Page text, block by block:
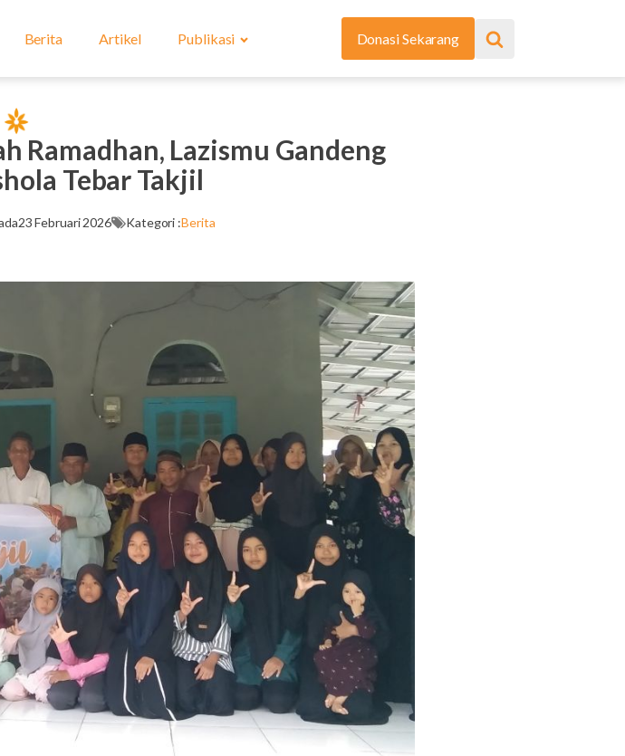
Berita Artikel Publikasi Donasi Sekarang
Ramadhan, Lazismu Gandeng
Tebar Takjil
23 Februari 2026 Kategori :Berita